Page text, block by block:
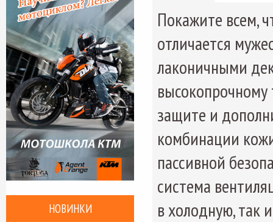
НОВИНКИ
Покажите всем,
отличается
лаконичными
высокопрочному
защите и
комбинации
пассивной
система
в холодную, так